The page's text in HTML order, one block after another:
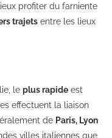
profiter du farniente
trajets entre les lieux
le plus rapide est
effectuent la liaison
de Paris, Lyon
villes italiennes que